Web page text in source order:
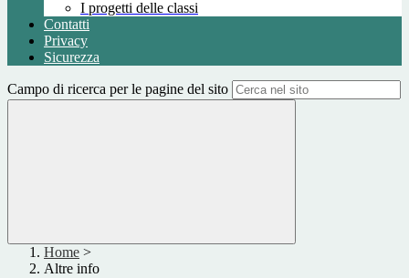
I progetti delle classi
Contatti
Privacy
Sicurezza
Campo di ricerca per le pagine del sito
Home >
Altre info